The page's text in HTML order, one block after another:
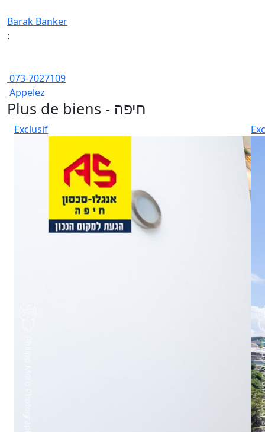
Barak Banker
:
073-7027109
Appelez
Plus de biens - חיפה
Exclusif